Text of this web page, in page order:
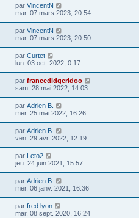
par VincentN
mar. 07 mars 2023, 20:54
par VincentN
mar. 07 mars 2023, 20:50
par Curtet
lun. 03 oct. 2022, 0:17
par francedidgeridoo
sam. 28 mai 2022, 14:03
par Adrien B.
mer. 25 mai 2022, 16:26
par Adrien B.
ven. 29 avr. 2022, 12:19
par
Leto2
jeu. 24 juin 2021, 15:57
par Adrien B.
mer. 06 janv. 2021, 16:36
par fred lyon
mar. 08 sept. 2020, 16:24